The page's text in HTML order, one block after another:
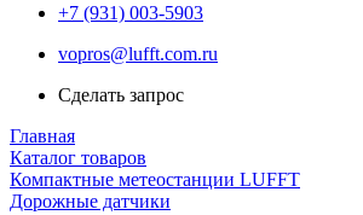
+7 (931) 003-5903
vopros@lufft.com.ru
Сделать запрос
Главная
Каталог товаров
Компактные метеостанции LUFFT
Дорожные датчики